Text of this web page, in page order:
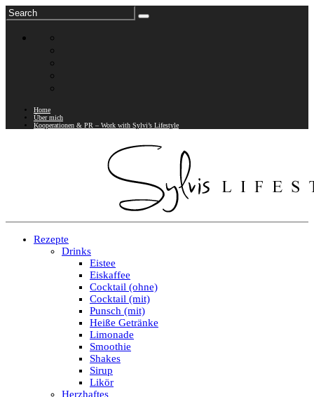
Home
Über mich
Kooperationen & PR – Work with Sylvi’s Lifestyle
Rezepte
Drinks
Eistee
Eiskaffee
Cocktail (ohne)
Cocktail (mit)
Punsch (mit)
Heiße Getränke
Limonade
Smoothie
Shakes
Sirup
Likör
Herzhaftes